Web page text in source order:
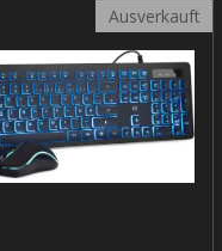
Ausverkauft